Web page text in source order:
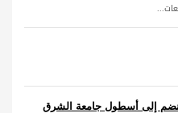
إلى أسطول جامعة الشرق